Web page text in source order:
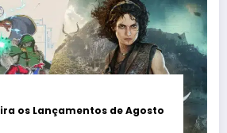
os Lançamentos de Agosto